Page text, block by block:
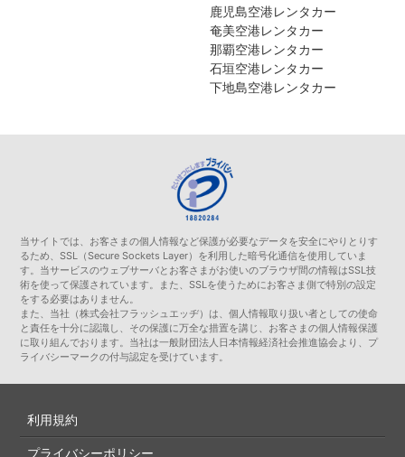
鹿児島空港レンタカー
奄美空港レンタカー
那覇空港レンタカー
石垣空港レンタカー
下地島空港レンタカー
当サイトでは、お客さまの個人情報など保護が必要なデータを安全にやりとりす
るため、SSL（Secure Sockets Layer）を利用した暗号化通信を使用していま
す。当サービスのウェブサーバとお客さまがお使いのブラウザ間の情報はSSL技
術を使って保護されています。また、SSLを使うためにお客さま側で特別の設定
をする必要はありません。
また、当社（株式会社フラッシュエッヂ）は、個人情報取り扱い者としての使命
と責任を十分に認識し、その保護に万全な措置を講じ、お客さまの個人情報保護
に取り組んでおります。当社は一般財団法人日本情報経済社会推進協会より、プ
ライバシーマークの付与認定を受けています。
利用規約
プライバシーポリシー